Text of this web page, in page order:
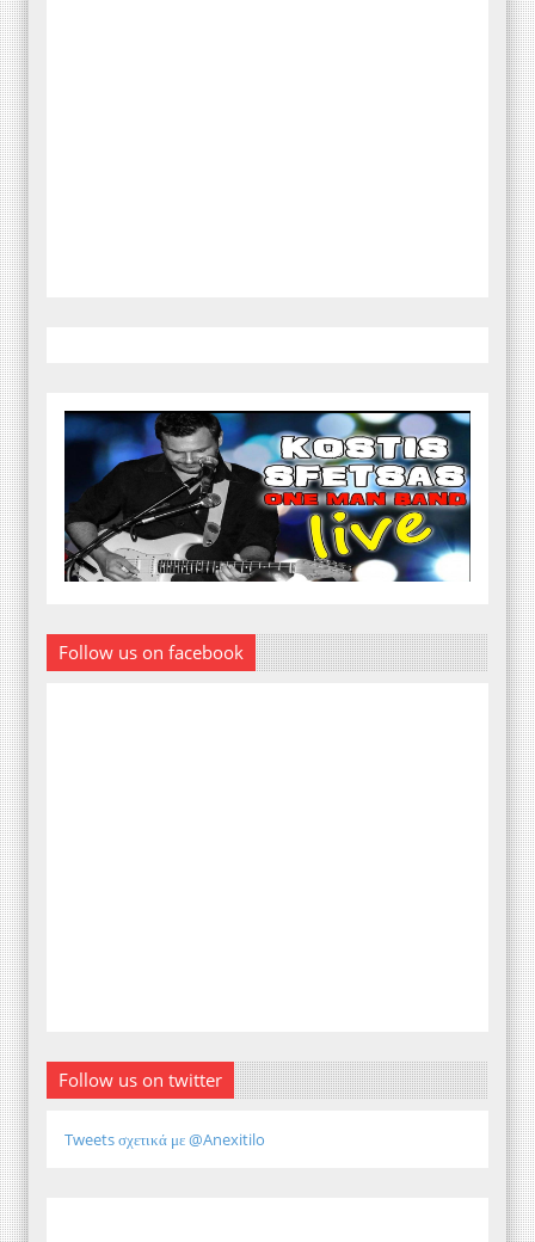
Follow us on facebook
Follow us on twitter
Tweets σχετικά με @Anexitilo